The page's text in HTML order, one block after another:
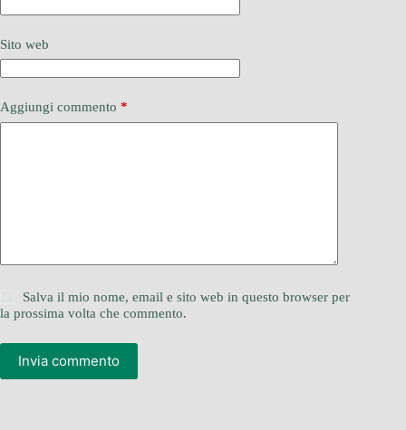
Sito web
Aggiungi commento *
Salva il mio nome, email e sito web in questo browser per
la prossima volta che commento.
Invia commento